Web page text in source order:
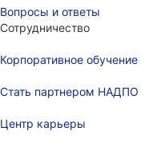
Вопросы и ответы
Сотрудничество
Корпоративное обучение
Стать партнером НАДПО
Центр карьеры